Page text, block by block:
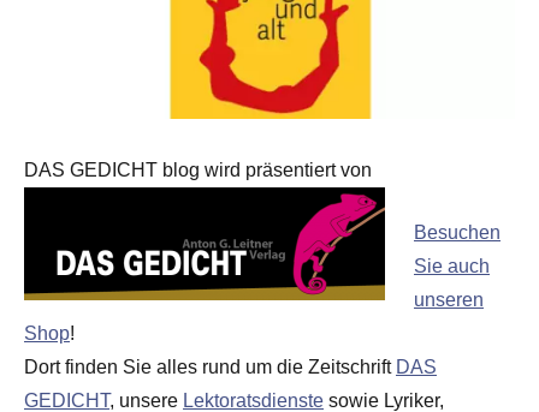
DAS GEDICHT blog wird präsentiert von
Besuchen
Sie auch
unseren
Shop!
Dort finden Sie alles rund um die Zeitschrift DAS
GEDICHT, unsere Lektoratsdienste sowie Lyriker,